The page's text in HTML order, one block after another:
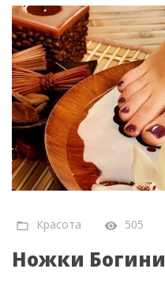
Красота 505
Ножки Богини